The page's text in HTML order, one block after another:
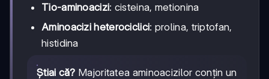
Tio-aminoacizi: cisteina, metionina
Aminoacizi heterociclici: prolina, triptofan,
histidina
Știai că? Majoritatea aminoacizilor conțin un